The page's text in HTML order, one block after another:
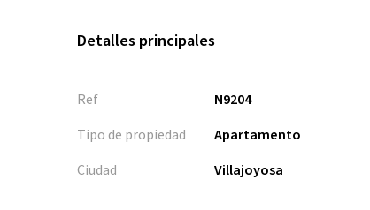
Detalles principales
Ref
N9204
Tipo de propiedad
Apartamento
Ciudad
Villajoyosa